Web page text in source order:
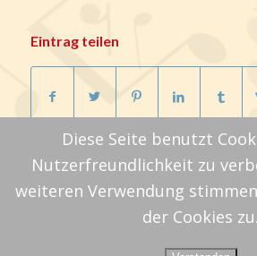
Eintrag teilen
Diese Seite benutzt
Nutzerfreundlichkeit zu
weiteren Verwendung
der Cookies zu.